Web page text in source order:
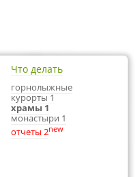
Что делать
горнолыжные
курорты 1
храмы 1
монастыри 1
отчеты 2new